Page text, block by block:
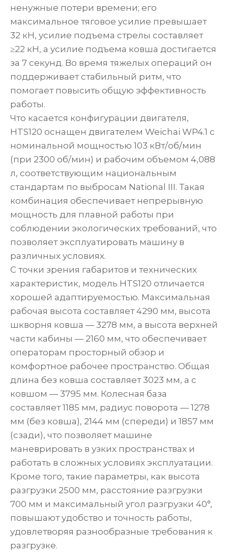
ненужные потери времени; его
максимальное тяговое усилие превышает
32 кН, усилие подъема стрелы составляет
≥22 кН, а усилие подъема ковша достигается
за 7 секунд. Во время тяжелых операций он
поддерживает стабильный ритм, что
помогает повысить общую эффективность
работы.
Что касается конфигурации двигателя,
HTS120 оснащен двигателем Weichai WP4.1 с
номинальной мощностью 103 кВт/об/мин
(при 2300 об/мин) и рабочим объемом 4,088
л, соответствующим национальным
стандартам по выбросам National III. Такая
комбинация обеспечивает непрерывную
мощность для плавной работы при
соблюдении экологических требований, что
позволяет эксплуатировать машину в
различных условиях.
С точки зрения габаритов и технических
характеристик, модель HTS120 отличается
хорошей адаптируемостью. Максимальная
рабочая высота составляет 4290 мм, высота
шкворня ковша — 3278 мм, а высота верхней
части кабины — 2160 мм, что обеспечивает
операторам просторный обзор и
комфортное рабочее пространство. Общая
длина без ковша составляет 3023 мм, а с
ковшом — 3795 мм. Колесная база
составляет 1185 мм, радиус поворота — 1278
мм (без ковша), 2144 мм (спереди) и 1857 мм
(сзади), что позволяет машине
маневрировать в узких пространствах и
работать в сложных условиях эксплуатации.
Кроме того, такие параметры, как высота
разгрузки 2500 мм, расстояние разгрузки
700 мм и максимальный угол разгрузки 40°,
повышают удобство и точность работы,
удовлетворяя разнообразные требования к
разгрузке.